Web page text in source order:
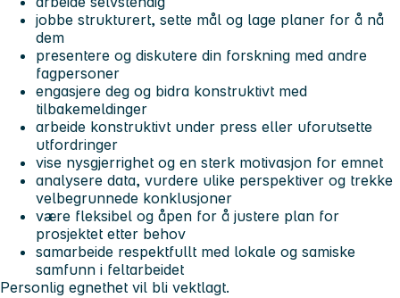
jobbe strukturert, sette mål og lage planer for å nå
dem
presentere og diskutere din forskning med andre
fagpersoner
engasjere deg og bidra konstruktivt med
tilbakemeldinger
arbeide konstruktivt under press eller uforutsette
utfordringer
vise nysgjerrighet og en sterk motivasjon for emnet
analysere data, vurdere ulike perspektiver og trekke
velbegrunnede konklusjoner
være fleksibel og åpen for å justere plan for
prosjektet etter behov
samarbeide respektfullt med lokale og samiske
samfunn i feltarbeidet
Personlig egnethet vil bli vektlagt.